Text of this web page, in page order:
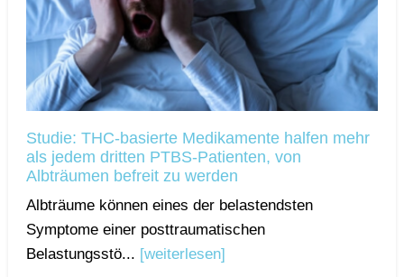
Studie: THC-basierte Medikamente halfen mehr
als jedem dritten PTBS-Patienten, von
Albträumen befreit zu werden
Albträume können eines der belastendsten
Symptome einer posttraumatischen
Belastungsstö... [weiterlesen]